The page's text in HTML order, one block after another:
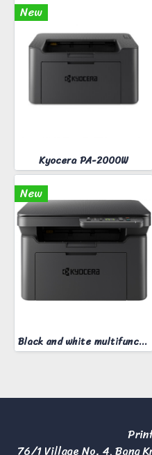
New
Kyocera PA-2000W
New
Black and white multifunction printer KYOCERA MA-2000W